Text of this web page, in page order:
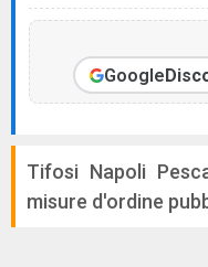
Google
Tifosi Napoli
misure d'ordine